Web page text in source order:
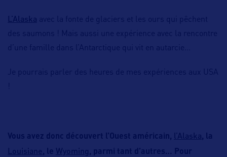
L’Alaska avec la fonte de glaciers et les ours qui pêchent
des saumons ! Mais aussi une expérience avec la rencontre
d’une famille dans l’Antarctique qui vit en autarcie…
Je pourrais parler des heures de mes expériences aux USA
Vous avez donc découvert l’Ouest américain, l’Alaska, la
Louisiane , le Wyoming , parmi tant d’autres… Pour